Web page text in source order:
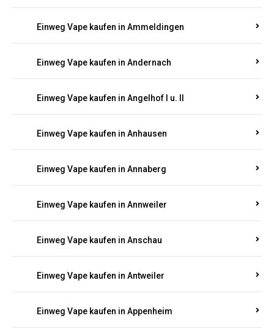
Einweg Vape kaufen in Ammeldingen
Einweg Vape kaufen in Andernach
Einweg Vape kaufen in Angelhof I u. II
Einweg Vape kaufen in Anhausen
Einweg Vape kaufen in Annaberg
Einweg Vape kaufen in Annweiler
Einweg Vape kaufen in Anschau
Einweg Vape kaufen in Antweiler
Einweg Vape kaufen in Appenheim